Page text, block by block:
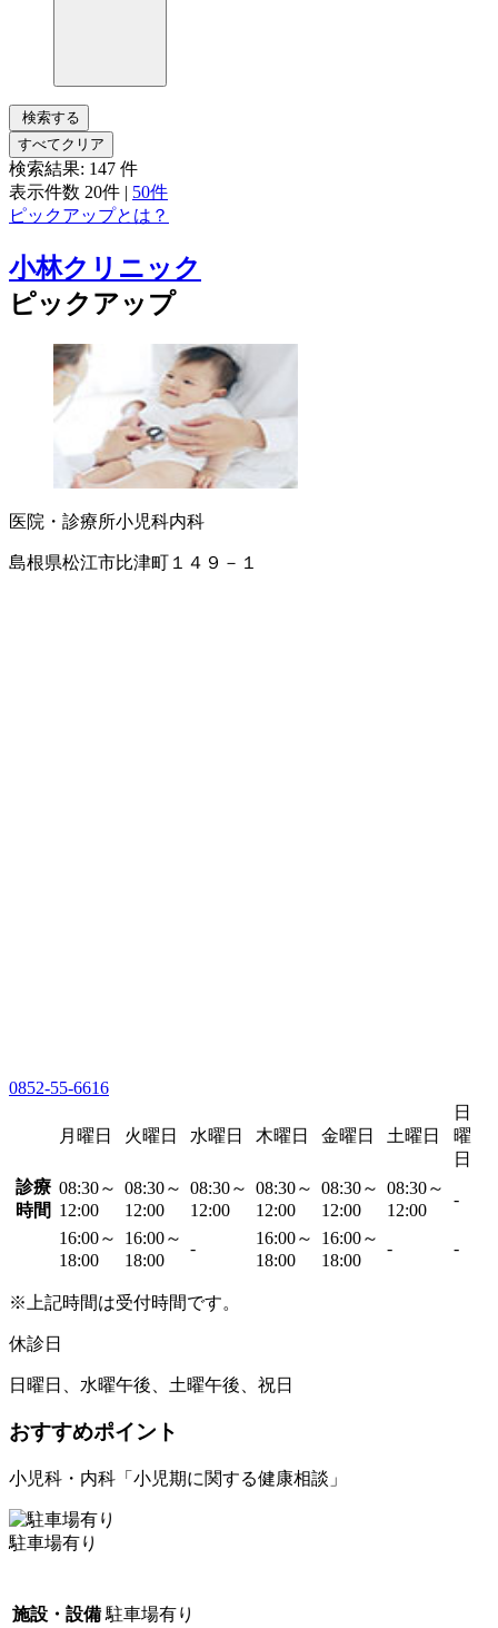
検索する
すべてクリア
検索結果: 147 件
表示件数 20件 | 50件
ピックアップとは？
小林クリニック
ピックアップ
医院・診療所小児科内科
島根県松江市比津町１４９－１
0852-55-6616
月曜日 火曜日 水曜日 木曜日 金曜日 土曜日
日
曜
日
診療
時間
08:30～
12:00
08:30～
12:00
08:30～
12:00
08:30～
12:00
08:30～
12:00
08:30～
12:00
-
16:00～
18:00
16:00～
18:00
-
16:00～
18:00
16:00～
18:00
- -
※上記時間は受付時間です。
休診日
日曜日、水曜午後、土曜午後、祝日
おすすめポイント
小児科・内科「小児期に関する健康相談」
駐車場有り
施設・設備 駐車場有り